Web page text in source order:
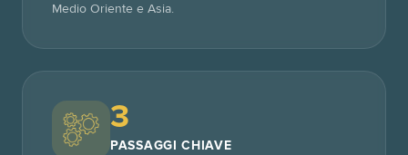
Medio Oriente e Asia.
3
PASSAGGI CHIAVE